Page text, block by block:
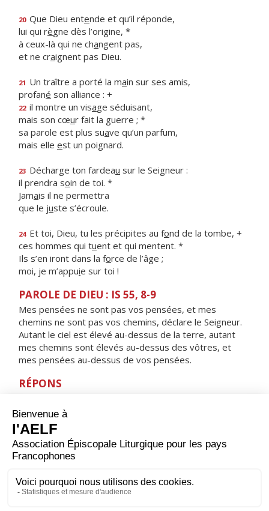
20 Que Dieu entende et qu’il réponde,
lui qui règne dès l’origine, *
à ceux-là qui ne changent pas,
et ne craignent pas Dieu.
21 Un traître a porté la main sur ses amis,
profané son alliance : +
22 il montre un visage séduisant,
mais son cœur fait la guerre ; *
sa parole est plus suave qu’un parfum,
mais elle est un poignard.
23 Décharge ton fardeau sur le Seigneur :
il prendra soin de toi. *
Jamais il ne permettra
que le juste s’écroule.
24 Et toi, Dieu, tu les précipites au fond de la tombe, +
ces hommes qui tuent et qui mentent. *
Ils s’en iront dans la force de l’âge ;
moi, je m’appuie sur toi !
PAROLE DE DIEU : IS 55, 8-9
Mes pensées ne sont pas vos pensées, et mes
chemins ne sont pas vos chemins, déclare le Seigneur.
Autant le ciel est élevé au-dessus de la terre, autant
mes chemins sont élevés au-dessus des vôtres, et
mes pensées au-dessus de vos pensées.
RÉPONS
Seigneur puissant, que ta fidélité environne.
ORAISON
Père, au milieu du jour tu nous donnes un temps de
repos pour refaire nos corps et nos esprits, accorde-
profit pour ton service et celui de nos frères. Par Jésus,